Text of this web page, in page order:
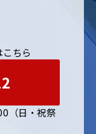
ちら
（日・祝祭